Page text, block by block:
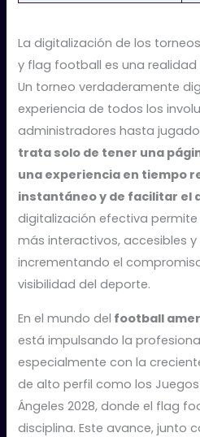
La digitalización de los
y flag football es una realidad
Un torneo verdaderamente
experiencia de todos los
administradores hasta
trata solo de tener una
una experiencia en tiempo
instantáneo y de facilitar el
digitalización efectiva
más interactivos, accesibles
incrementando el
visibilidad del deporte.
En el mundo del football
está impulsando la
especialmente con la
de alto perfil como los
Ángeles 2028, donde el flag
disciplina. Este avance, junto